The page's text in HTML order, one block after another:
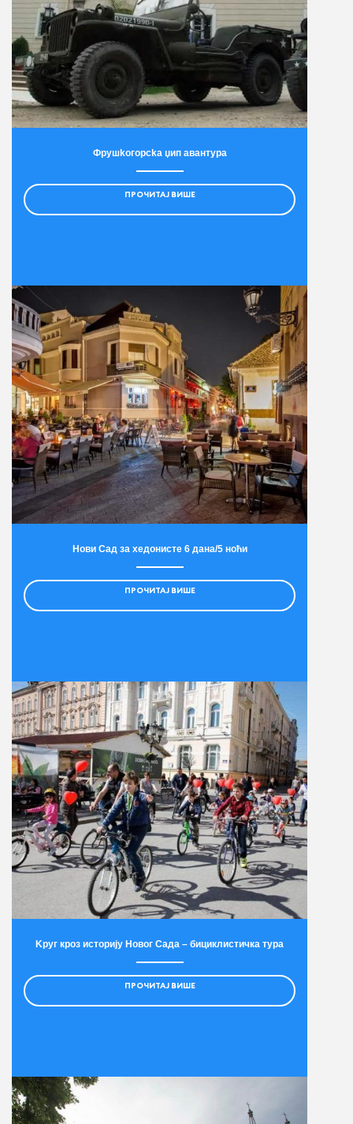
Фрушkогорсkа џип авантура
ПРОЧИТАЈ ВИШЕ
Нови Сад за хедонисте 6 дана/5 ноћи
ПРОЧИТАЈ ВИШЕ
Kруг кроз историју Новог Сада – бициклистичка тура
ПРОЧИТАЈ ВИШЕ